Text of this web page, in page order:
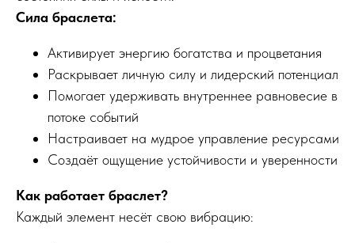
Сила браслета:
Активирует энергию богатства и процветания
Раскрывает личную силу и лидерский потенциал
Помогает удерживать внутреннее равновесие в
потоке событий
Настраивает на мудрое управление ресурсами
Создаёт ощущение устойчивости и уверенности
Как работает браслет?
Каждый элемент несёт свою вибрацию: